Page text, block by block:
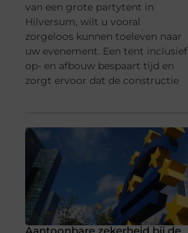
van een grote partytent in
Hilversum, wilt u vooral
zorgeloos kunnen toeleven naar
uw evenement. Een tent inclusief
op- en afbouw bespaart tijd en
zorgt ervoor dat de constructie